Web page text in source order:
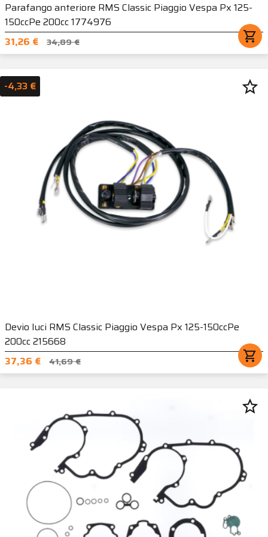
Parafango anteriore RMS Classic Piaggio Vespa Px 125-
150ccPe 200cc 1774976
31,26 €
34,89 € shopping_cart
Devio luci RMS Classic Piaggio Vespa Px 125-150ccPe
200cc 215668
37,36 €
41,69 € shopping_cart
-4,33 € star_border
star_border